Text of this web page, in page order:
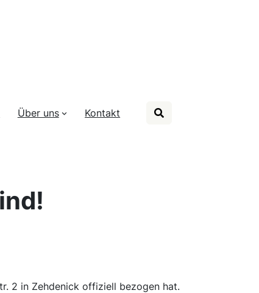
Über uns Kontakt
2 in Zehdenick offiziell bezogen hat.